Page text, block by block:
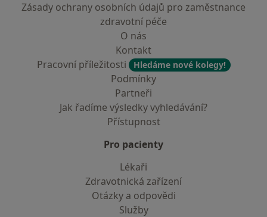
Zásady ochrany osobních údajů pro zaměstnance
zdravotní péče
O nás
Kontakt
Pracovní příležitosti
Hledáme nové kolegy!
Podmínky
Partneři
Jak řadíme výsledky vyhledávání?
Přístupnost
Pro pacienty
Lékaři
Zdravotnická zařízení
Otázky a odpovědi
Služby